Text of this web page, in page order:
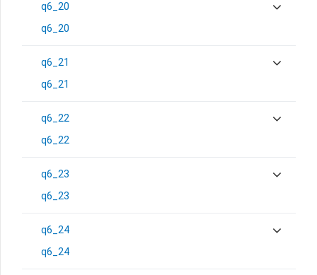
q6_20
q6_20
q6_21
q6_21
q6_22
q6_22
q6_23
q6_23
q6_24
q6_24